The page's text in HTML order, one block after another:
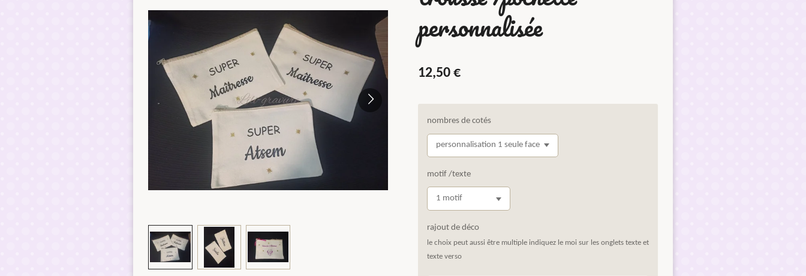
personnalisée
12,50 €
nombres de cotés
motif /texte
rajout de déco
le choix peut aussi être multiple indiquez le moi sur les onglets texte et
texte verso